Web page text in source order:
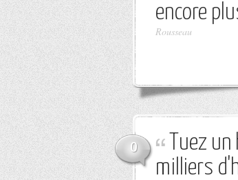
encore
Rousseau
0
Tuez
milliers